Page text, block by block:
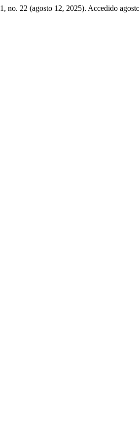
1, no. 22 (agosto 12, 2025). Accedido